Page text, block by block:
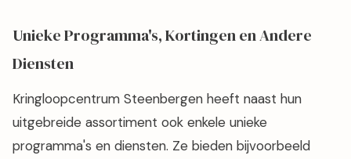
Unieke Programma's, Kortingen en Andere
Diensten
Kringloopcentrum Steenbergen heeft naast hun
uitgebreide assortiment ook enkele unieke
programma's en diensten. Ze bieden bijvoorbeeld